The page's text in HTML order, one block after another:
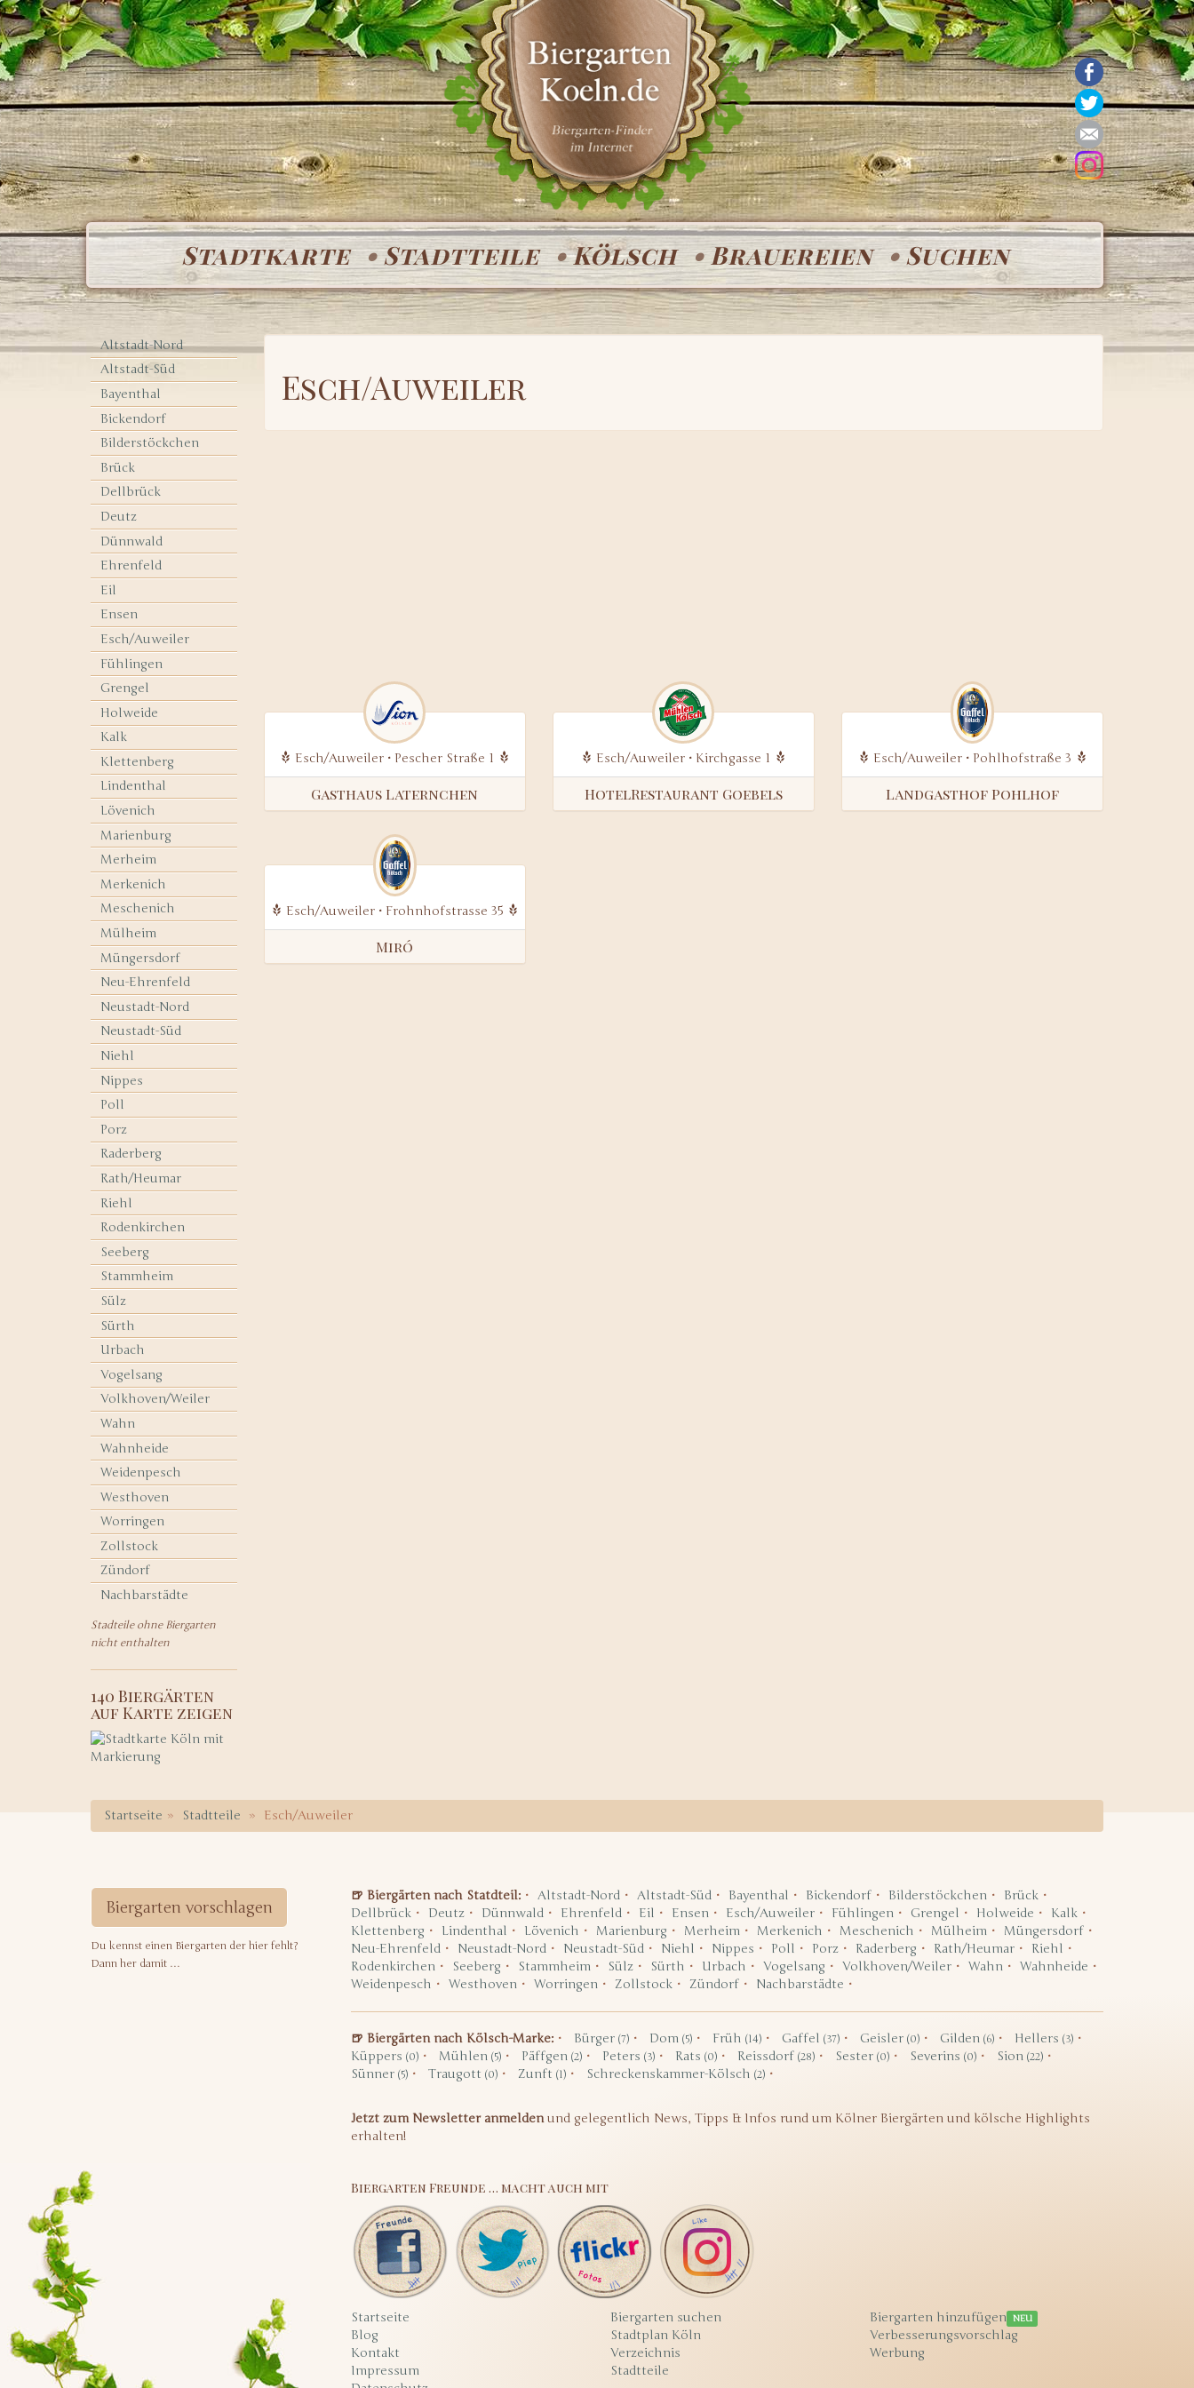
Stadtkarte Stadtteile Kölsch Brauereien Suchen
Altstadt-Nord
Altstadt-Süd
Bayenthal
Bickendorf
Bilderstöckchen
Brück
Dellbrück
Deutz
Dünnwald
Ehrenfeld
Eil
Ensen
Esch/Auweiler
Fühlingen
Grengel
Holweide
Kalk
Klettenberg
Lindenthal
Lövenich
Marienburg
Merheim
Merkenich
Meschenich
Mülheim
Müngersdorf
Neu-Ehrenfeld
Neustadt-Nord
Neustadt-Süd
Niehl
Nippes
Poll
Porz
Raderberg
Rath/Heumar
Riehl
Rodenkirchen
Seeberg
Stammheim
Sülz
Sürth
Urbach
Vogelsang
Volkhoven/Weiler
Wahn
Wahnheide
Weidenpesch
Westhoven
Worringen
Zollstock
Zündorf
Nachbarstädte
Stadteile ohne Biergarten
nicht enthalten
140 Biergärten
auf Karte zeigen
Esch/Auweiler
Esch/Auweiler • Pescher Straße 1
Gasthaus Laternchen
Esch/Auweiler • Kirchgasse 1
HotelRestaurant Goebels
Esch/Auweiler • Pohlhofstraße 3
Landgasthof Pohlhof
Esch/Auweiler • Frohnhofstrasse 35
Miró
Startseite Stadtteile Esch/Auweiler
Biergarten vorschlagen
Du kennst einen Biergarten der hier fehlt?
Dann her damit …
🍺 Biergärten nach Statdteil: Altstadt-Nord Altstadt-Süd Bayenthal Bickendorf Bilderstöckchen
Brück
Dellbrück
Deutz Dünnwald Ehrenfeld Eil Ensen Esch/Auweiler Fühlingen Grengel Holweide
Kalk
Klettenberg
Lindenthal Lövenich Marienburg Merheim Merkenich Meschenich Mülheim
Müngersdorf
Neu-Ehrenfeld
Neustadt-Nord Neustadt-Süd Niehl Nippes Poll Porz Raderberg Rath/Heumar
Riehl
Rodenkirchen
Seeberg Stammheim Sülz Sürth Urbach Vogelsang Volkhoven/Weiler Wahn
Wahnheide
Weidenpesch
Westhoven Worringen Zollstock Zündorf Nachbarstädte
🍺 Biergärten nach Kölsch-Marke: Bürger (7) Dom (5) Früh (14) Gaffel (37) Geisler (0) Gilden (6) Hellers (3)
Küppers (0) Mühlen (5) Päffgen (2) Peters (3) Rats (0) Reissdorf (28) Sester (0) Severins (0) Sion (22)
Sünner (5) Traugott (0) Zunft (1) Schreckenskammer-Kölsch (2)
Jetzt zum Newsletter anmeldenund gelegentlich News, Tipps & Infos rund um Kölner Biergärten und kölsche Highlights
erhalten!
Biergarten Freunde … macht auch mit
Startseite
Blog
Kontakt
Impressum
Biergarten suchen
Stadtplan Köln
Verzeichnis
Stadtteile
Biergarten hinzufügen NEU
Verbesserungsvorschlag
Werbung